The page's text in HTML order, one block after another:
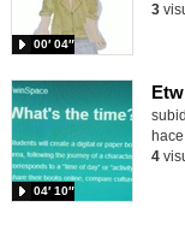
00′ 04″
3
04′ 10″
4